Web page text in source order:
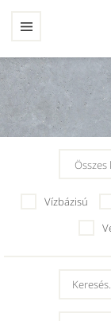
Vízbázisú